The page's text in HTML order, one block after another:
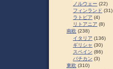
ノルウェー (22)
フィンランド (31)
ラトビア (4)
リトアニア (8)
南欧 (238)
イタリア (136)
ギリシャ (30)
スペイン (86)
バチカン (3)
東欧 (310)